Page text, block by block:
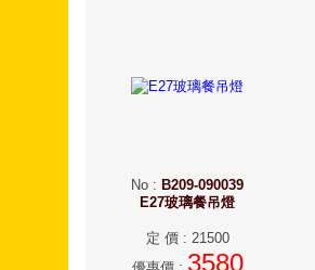
No : B209-090039
E27玻璃餐吊燈
定 價: 21500
3580